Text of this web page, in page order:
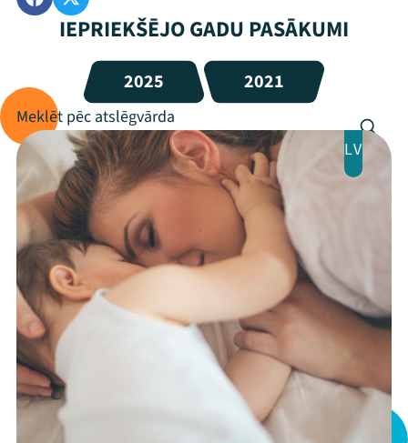
Mana programma
Festivāls
Programma
Arhīvs
Viņi bija LAMPĀ 2026
IEPRIEKŠĒJO GADU PASĀKUMI
2025 2021
LV